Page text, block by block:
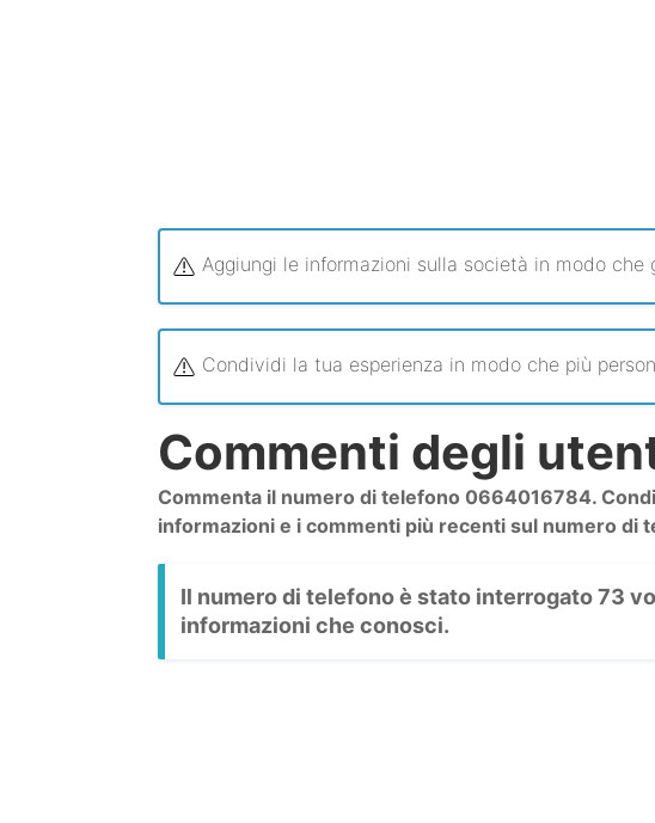
Aggiungi le informazioni sulla società in modo
Condividi la tua esperienza in modo che più
Commenti degli
Commenta il numero di telefono 0664016784.
informazioni e i commenti più recenti sul numero
Il numero di telefono è stato interrogato 73
informazioni che conosci.